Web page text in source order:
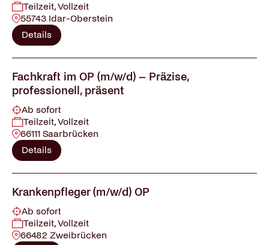
Teilzeit, Vollzeit
55743 Idar-Oberstein
Details
Fachkraft im OP (m/w/d) – Präzise,
professionell, präsent
Ab sofort
Teilzeit, Vollzeit
66111 Saarbrücken
Details
Krankenpfleger (m/w/d) OP
Ab sofort
Teilzeit, Vollzeit
66482 Zweibrücken